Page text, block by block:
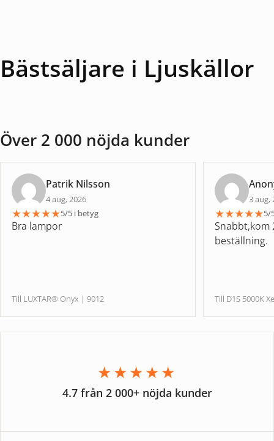
Bästsäljare i Ljuskällor
Över 2 000 nöjda kunder
Patrik Nilsson
4 aug, 2026
★★★★★5/5 i betyg
Bra lampor
Till LUXTAR® Onyx | 9012
3 aug,
★★★★★5/
Snabbt,kom
beställning.
Till D1S 5000K
★★★★★
4.7 från 2 000+ nöjda kunder